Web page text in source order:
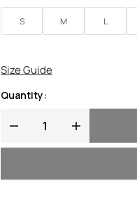
S M L
Size Guide
Quantity: